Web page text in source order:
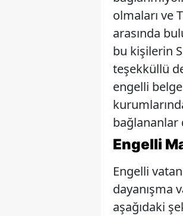
olmaları ve
arasında
bu kişilerin
teşekküllü
engelli
bağlananlar
Engelli
Engelli
dayanışma
aşağıdaki